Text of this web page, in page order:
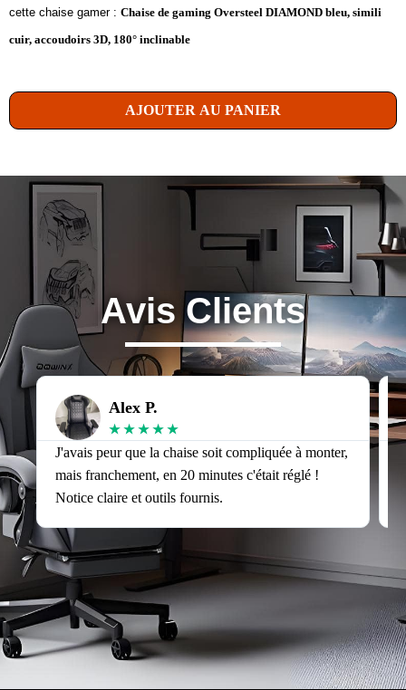
cette chaise gamer : Chaise de gaming Oversteel DIAMOND bleu, simili
cuir, accoudoirs 3D, 180° inclinable
AJOUTER AU PANIER
Avis Clients
Alex P.
★ ★ ★ ★ ★
J'avais peur que la chaise soit compliquée à monter,
mais franchement, en 20 minutes c'était réglé !
Notice claire et outils fournis.